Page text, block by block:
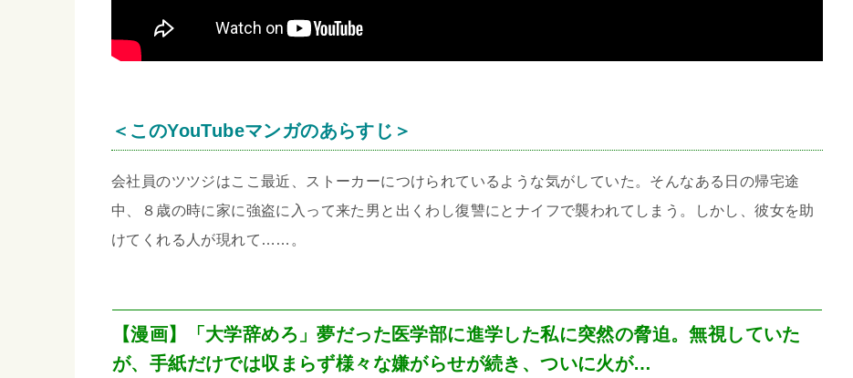
＜このYouTubeマンガのあらすじ＞
会社員のツツジはここ最近、ストーカーにつけられているような気がしていた。そんなある日の帰宅途
中、８歳の時に家に強盗に入って来た男と出くわし復讐にとナイフで襲われてしまう。しかし、彼女を助
けてくれる人が現れて……。
【漫画】「大学辞めろ」夢だった医学部に進学した私に突然の脅迫。無視していた
が、手紙だけでは収まらず様々な嫌がらせが続き、ついに火が…